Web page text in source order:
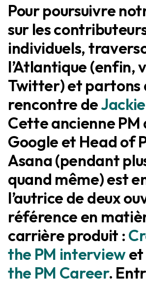
Pour poursuivre
sur les
individuels,
l’Atlantique (enfin,
Twitter) et partons
rencontre de
Cette ancienne PM
Google et Head of
Asana (pendant
quand même) est
l’autrice de deux
référence en
carrière produit :
the PM interviewet
the PM Career.